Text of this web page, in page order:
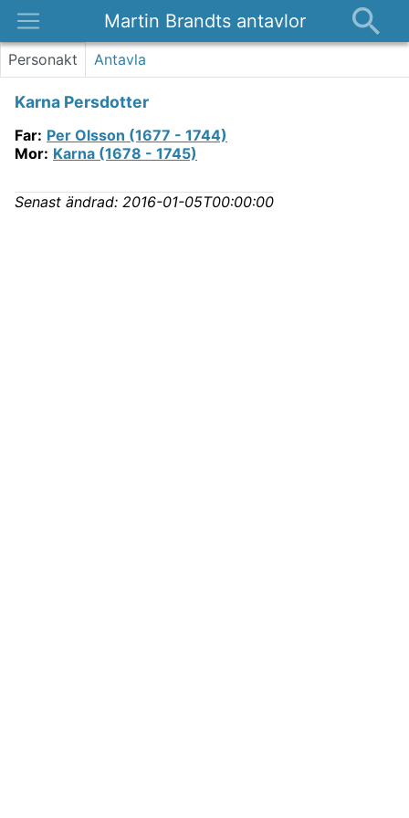
Martin Brandts antavlor
Platser
Kontakt
Personakt Antavla
Karna Persdotter
Far: Per Olsson (1677 - 1744)
Mor: Karna (1678 - 1745)
Senast ändrad: 2016-01-05T00:00:00